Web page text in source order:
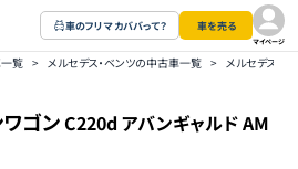
車のフリマ カババって？ 車を売る
マイページ
覧 > メルセデス・ベンツの中古車一覧 > メルセデス・
ゴンC220d アバンギャルド AM